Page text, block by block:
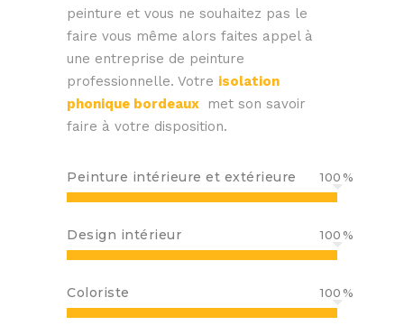
peinture et vous ne souhaitez pas le
faire vous même alors faites appel à
une entreprise de peinture
professionnelle. Votre isolation
phonique bordeaux
met son savoir
faire à votre disposition.
Peinture intérieure et extérieure 100
Design intérieur 100
Coloriste 100